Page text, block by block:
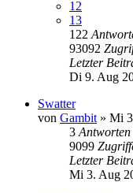
12
13
122
93092
Letzter
Di 9. Aug
Swatter
von Gambit » Mi
3 Antworten
9099
Letzter
Mi 3. Aug